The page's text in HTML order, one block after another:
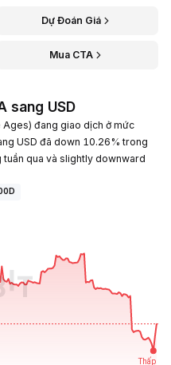
Dự Đoán Giá
Mua CTA
sang USD
Ages) đang giao dịch ở mức
USD đã down 10.26% trong
qua và slightly downward